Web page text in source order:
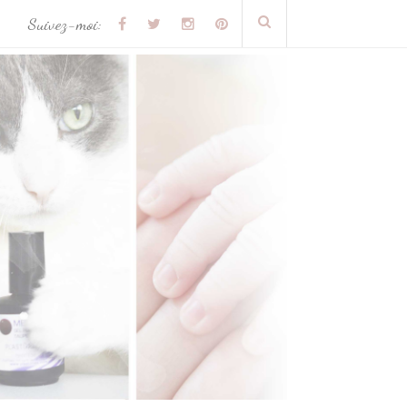
Suivez-moi: